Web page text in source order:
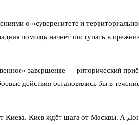
о «суверенитете и
помощь начнёт поступать в
завершение — риторический
действия остановились бы в
Киева. Киев ждёт шага от Москвы. А